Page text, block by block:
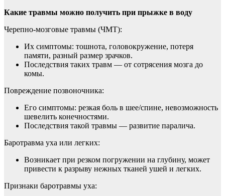
Какие травмы можно получить при прыжке в воду
Черепно-мозговые травмы (ЧМТ):
Их симптомы: тошнота, головокружение, потеря
памяти, разный размер зрачков.
Последствия таких травм — от сотрясения мозга до
комы.
Повреждение позвоночника:
Его симптомы: резкая боль в шее/спине, невозможность
шевелить конечностями.
Последствия такой травмы — развитие паралича.
Баротравма уха или легких:
Возникает при резком погружении на глубину, может
привести к разрыву нежных тканей ушей и легких.
Признаки баротравмы уха: